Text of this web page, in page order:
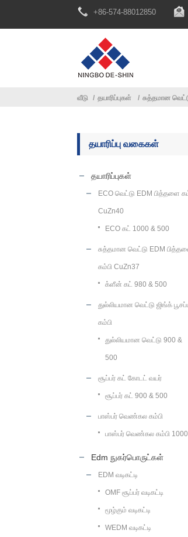
+86-574-88012850
வீடு தயாரிப்புகள் சுத்தமான
தயாரிப்பு வகைகள்
தயாரிப்புகள்
ECO வெட்டு EDM பித்தளை
CuZn40
ECO கட் 1000 & 500
சுத்தமான வெட்டு EDM
கம்பி CuZn37
க்ளீன் கட் 980 & 500
துல்லியமான வெட்டு ஜிங்க்
கம்பி
துல்லியமான வெட்டு 900 &
500
சூப்பர் கட் கோடட் வயர்
சூப்பர் கட் 900 & 500
பாஸ்பர் வெண்கல கம்பி
பாஸ்பர் வெண்கல கம்பி 1000
Edm நுகர்பொருட்கள்
EDM வடிகட்டி
OMF சூப்பர் வடிகட்டி
மூழ்கும் வடிகட்டி
WEDM வடிகட்டி